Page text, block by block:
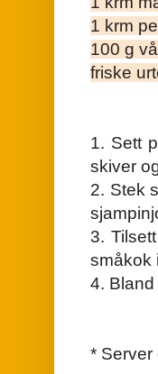
1 krm
100 g
friske
1. Sett
skiver
2. Stek
3.
småkok
4.
* Server